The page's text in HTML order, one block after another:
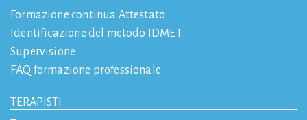
Formazione continua Attestato
Identificazione del metodo IDMET
Supervisione
FAQ formazione professionale
TERAPISTI